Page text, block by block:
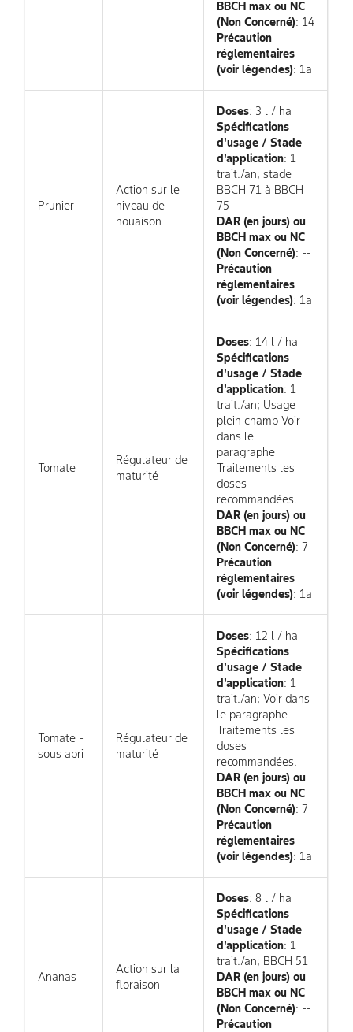
BBCH max ou NC
(Non Concerné): 14
Précaution
réglementaires
(voir légendes): 1a
Prunier
Action sur le
niveau de
nouaison
Doses: 3 l / ha
Spécifications
d'usage / Stade
d'application: 1
trait./an; stade
BBCH 71 à BBCH
75
DAR (en jours) ou
BBCH max ou NC
(Non Concerné): --
Précaution
réglementaires
(voir légendes): 1a
Tomate
Régulateur de
maturité
Doses: 14 l / ha
Spécifications
d'usage / Stade
d'application: 1
trait./an; Usage
plein champ Voir
dans le
paragraphe
Traitements les
doses
recommandées.
DAR (en jours) ou
BBCH max ou NC
(Non Concerné): 7
Précaution
réglementaires
(voir légendes): 1a
Tomate -
sous abri
Régulateur de
maturité
Doses: 12 l / ha
Spécifications
d'usage / Stade
d'application: 1
trait./an; Voir dans
le paragraphe
Traitements les
doses
recommandées.
DAR (en jours) ou
BBCH max ou NC
(Non Concerné): 7
Précaution
réglementaires
(voir légendes): 1a
Ananas
Action sur la
floraison
Doses: 8 l / ha
Spécifications
d'usage / Stade
d'application: 1
trait./an; BBCH 51
DAR (en jours) ou
BBCH max ou NC
(Non Concerné): --
Précaution